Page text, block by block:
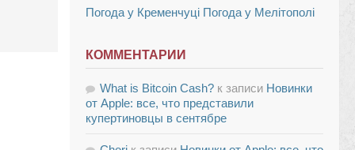
Погода у Кременчуці Погода у Мелітополі
КОММЕНТАРИИ
What is Bitcoin Cash? к записи Новинки
от Apple: все, что представили
купертиновцы в сентябре